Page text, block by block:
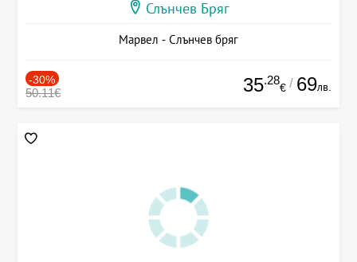
Слънчев Бряг
Марвел - Слънчев бряг
-30%
50.11€ 35.28
€ / 69лв.